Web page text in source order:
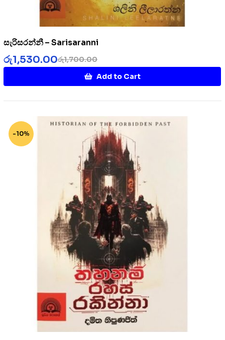
සැරිසරන්නී – Sarisaranni
රු1,700.00
රු1,530.00
Add to Cart
-10%